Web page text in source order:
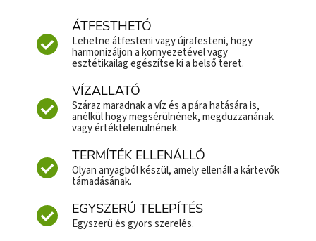
ÁTFESTHETŐ
Lehetne átfesteni vagy újrafesteni, hogy
harmonizáljon a környezetével vagy
esztétikailag egészítse ki a belső teret.
VÍZALLATÓ
Száraz maradnak a víz és a pára hatására is,
anélkül hogy megsérülnének, megduzzanának
vagy értéktelenülnének.
TERMÍTÉK ELLENÁLLÓ
Olyan anyagból készül, amely ellenáll a kártevők
támadásának.
EGYSZERŰ TELEPÍTÉS
Egyszerű és gyors szerelés.